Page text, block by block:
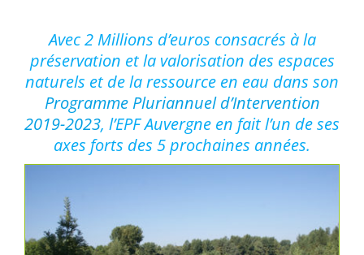
Avec 2 Millions d’euros consacrés à la
préservation et la valorisation des espaces
naturels et de la ressource en eau dans son
Programme Pluriannuel d’Intervention
2019-2023, l’EPF Auvergne en fait l’un de ses
axes forts des 5 prochaines années.